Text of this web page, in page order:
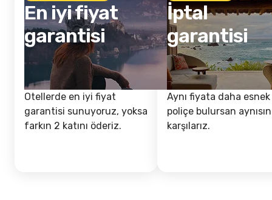
En iyi fiyat
garantisi
Otellerde en iyi fiyat
garantisi sunuyoruz, yoksa
farkın 2 katını öderiz.
İptal
garantisi
Aynı fiyata daha
poliçe bulursan
karşılarız.